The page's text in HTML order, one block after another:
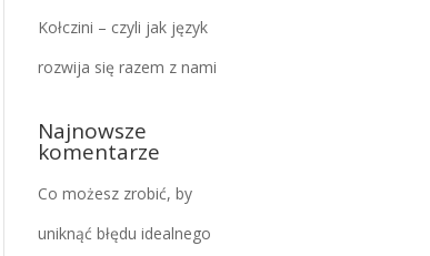
Kołczini – czyli jak język
rozwija się razem z nami
Najnowsze
komentarze
Co możesz zrobić, by
uniknąć błędu idealnego